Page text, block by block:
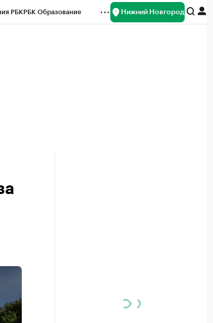
РБКРБК Образование Нижний Новгород